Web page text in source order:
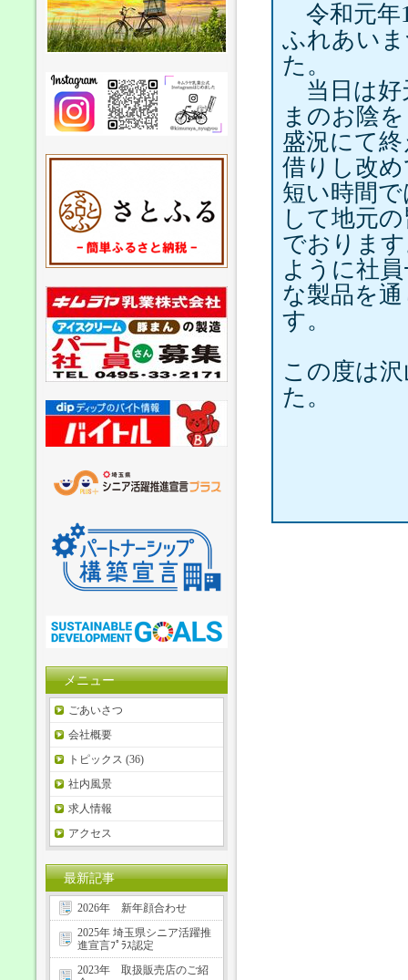
令和元年
ふれあい
た。
当日は好
まのお陰
盛況にて
借りし改
短い時間
して地元
でおりま
ように社
な製品を
す。
この度は
た。
メニュー
ごあいさつ
会社概要
トピックス (36)
社内風景
求人情報
アクセス
最新記事
2026年 新年顔合わせ
2025年 埼玉県シニア活躍推
進宣言ﾌﾟﾗｽ認定
2023年 取扱販売店のご紹